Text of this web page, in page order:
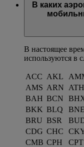
В каких
В настоящее
используются в
ACC AKL
AMS ARN
ATH
BAH BCN
BKK BLQ
BNE
BRU BSR
CDG CHC
CMB CPH
CPT